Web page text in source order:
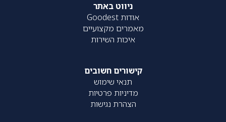
ניווט באתר
אודות Goodest
מאמרים מקצועיים
איכות השירות
קישורים חשובים
תנאי שימוש
מדיניות פרטיות
הצהרת נגישות